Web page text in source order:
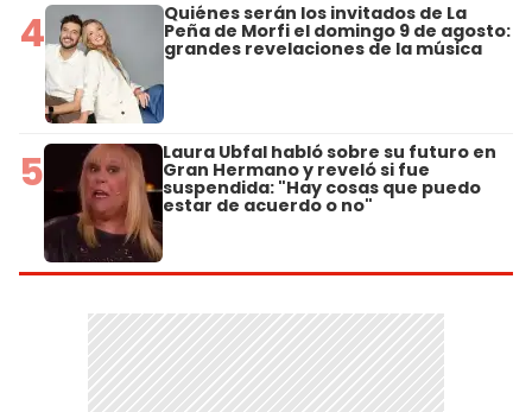
4 Quiénes serán los invitados de La
Peña de Morfi el domingo 9 de agosto:
grandes revelaciones de la música
5 Laura Ubfal habló sobre su futuro en
Gran Hermano y reveló si fue
suspendida: "Hay cosas que puedo
estar de acuerdo o no"